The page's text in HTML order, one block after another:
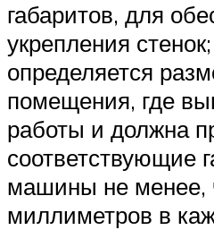
габаритов, для
укрепления
определяется
помещения, где
работы и должна
соответствующие
машины не менее,
миллиметров в